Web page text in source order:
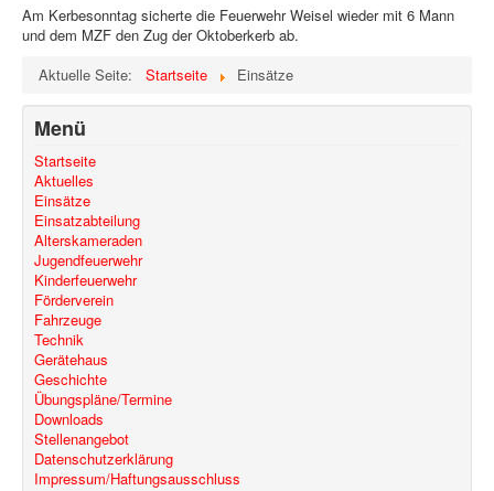
Am Kerbesonntag sicherte die Feuerwehr Weisel wieder mit 6 Mann
und dem MZF den Zug der Oktoberkerb ab.
Aktuelle Seite:
Startseite Einsätze
Menü
Startseite
Aktuelles
Einsätze
Einsatzabteilung
Alterskameraden
Jugendfeuerwehr
Kinderfeuerwehr
Förderverein
Fahrzeuge
Technik
Gerätehaus
Geschichte
Übungspläne/Termine
Downloads
Stellenangebot
Datenschutzerklärung
Impressum/Haftungsausschluss